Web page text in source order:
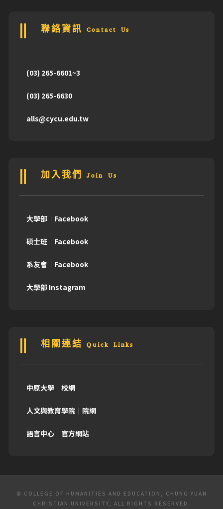
聯絡資訊 Contact Us
(03) 265-6601~3
(03) 265-6630
alls@cycu.edu.tw
加入我們 Join Us
大學部｜Facebook
碩士班｜Facebook
系友會｜Facebook
大學部 Instagram
相關連結 Quick Links
中原大學｜校網
人文與教育學院｜院網
語言中心｜官方網站
© COLLEGE OF HUMANITIES AND EDUCATION, CHUNG YUAN
CHRISTIAN UNIVERSITY, ALL RIGHTS RESERVED.